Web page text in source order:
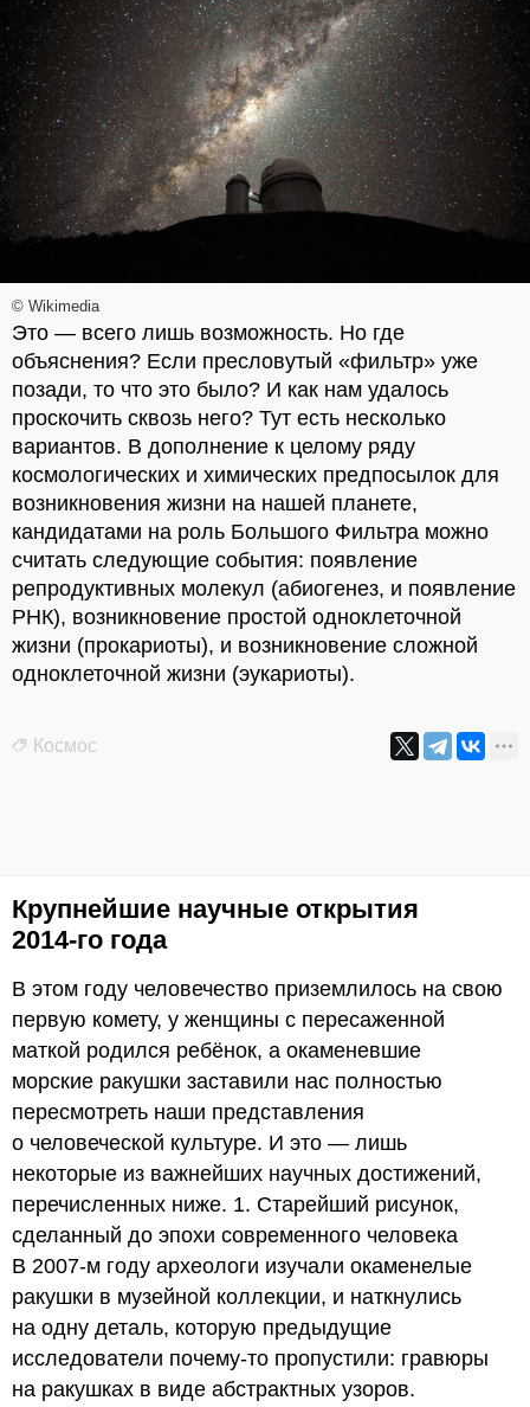
© Wikimedia
Это — всего лишь возможность. Но где
объяснения? Если пресловутый «фильтр» уже
позади, то что это было? И как нам удалось
проскочить сквозь него? Тут есть несколько
вариантов. В дополнение к целому ряду
космологических и химических предпосылок для
возникновения жизни на нашей планете,
кандидатами на роль Большого Фильтра можно
считать следующие события: появление
репродуктивных молекул (абиогенез, и появление
РНК), возникновение простой одноклеточной
жизни (прокариоты), и возникновение сложной
одноклеточной жизни (эукариоты).
Космос
Крупнейшие научные открытия
2014-го года
В этом году человечество приземлилось на свою
первую комету, у женщины с пересаженной
маткой родился ребёнок, а окаменевшие
морские ракушки заставили нас полностью
пересмотреть наши представления
о человеческой культуре. И это — лишь
некоторые из важнейших научных достижений,
перечисленных ниже. 1. Старейший рисунок,
сделанный до эпохи современного человека
В 2007-м году археологи изучали окаменелые
ракушки в музейной коллекции, и наткнулись
на одну деталь, которую предыдущие
исследователи почему-то пропустили: гравюры
на ракушках в виде абстрактных узоров.